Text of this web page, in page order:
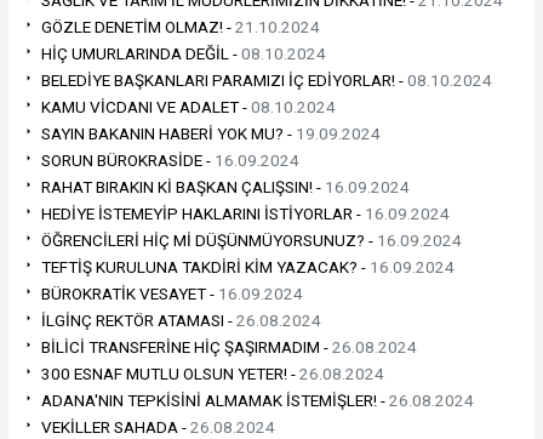
GÖZLE DENETİM OLMAZ! -21.10.2024
HİÇ UMURLARINDA DEĞİL -08.10.2024
BELEDİYE BAŞKANLARI PARAMIZI İÇ EDİYORLAR! -08.10.2024
KAMU VİCDANI VE ADALET -08.10.2024
SAYIN BAKANIN HABERİ YOK MU? - 19.09.2024
SORUN BÜROKRASİDE - 16.09.2024
RAHAT BIRAKIN Kİ BAŞKAN ÇALIŞSIN! - 16.09.2024
HEDİYE İSTEMEYİP HAKLARINI İSTİYORLAR - 16.09.2024
ÖĞRENCİLERİ HİÇ Mİ DÜŞÜNMÜYORSUNUZ? - 16.09.2024
TEFTİŞ KURULUNA TAKDİRİ KİM YAZACAK? - 16.09.2024
BÜROKRATİK VESAYET - 16.09.2024
İLGİNÇ REKTÖR ATAMASI -26.08.2024
BİLİCİ TRANSFERİNE HİÇ ŞAŞIRMADIM -26.08.2024
300 ESNAF MUTLU OLSUN YETER! -26.08.2024
ADANA'NIN TEPKİSİNİ ALMAMAK İSTEMİŞLER! -26.08.2024
VEKİLLER SAHADA -26.08.2024